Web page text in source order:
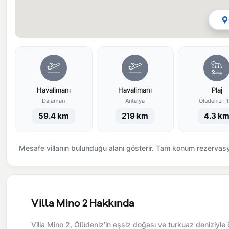
Havalimanı
Dalaman
59.4 km
Havalimanı
Antalya
219 km
Plaj
Ölüdeniz
4.3
Mesafe villanın bulunduğu alanı gösterir. Tam konum
Villa Mino 2 Hakkında
Villa Mino 2, Ölüdeniz’in eşsiz doğası ve turkuaz deniziyle